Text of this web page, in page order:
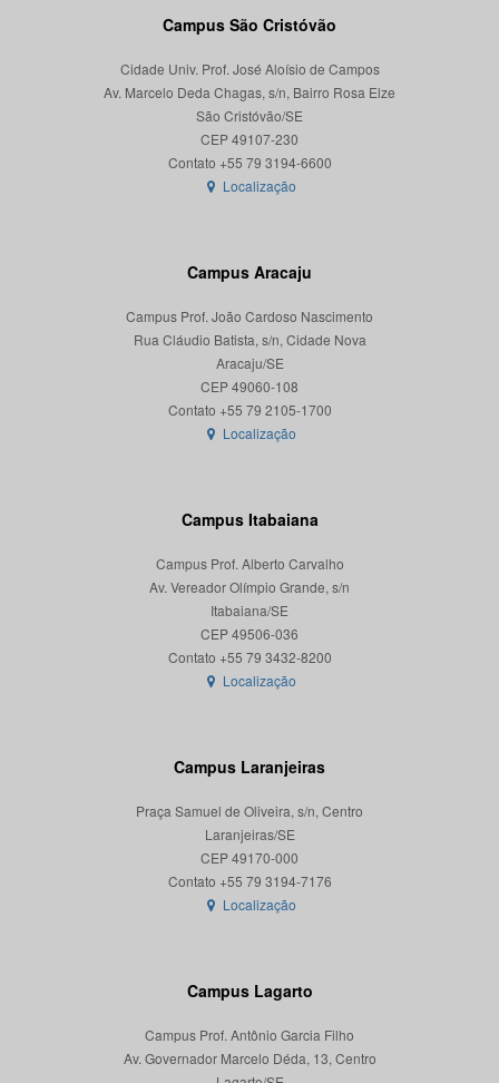
Campus São Cristóvão
Cidade Univ. Prof. José Aloísio de Campos
Av. Marcelo Deda Chagas, s/n, Bairro Rosa Elze
São Cristóvão/SE
CEP 49107-230
Localização
Campus Aracaju
Campus Prof. João Cardoso Nascimento
Rua Cláudio Batista, s/n, Cidade Nova
Aracaju/SE
CEP 49060-108
Localização
Campus Itabaiana
Campus Prof. Alberto Carvalho
Av. Vereador Olímpio Grande, s/n
Itabaiana/SE
CEP 49506-036
Localização
Campus Laranjeiras
Praça Samuel de Oliveira, s/n, Centro
Laranjeiras/SE
CEP 49170-000
Localização
Campus Lagarto
Campus Prof. Antônio Garcia Filho
Av. Governador Marcelo Déda, 13, Centro